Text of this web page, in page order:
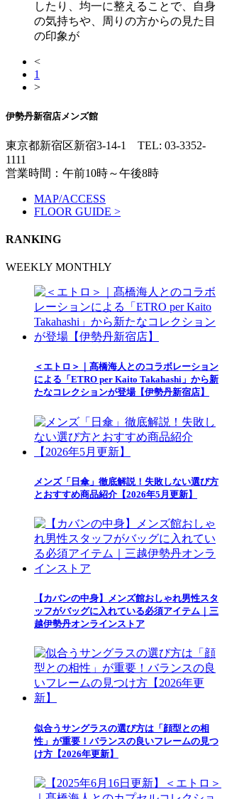
したり、均一に整えることで、自身
の気持ちや、周りの方からの見た目
の印象が
<
1
>
伊勢丹新宿店メンズ館
東京都新宿区新宿3-14-1 TEL: 03-3352-
1111
営業時間：午前10時～午後8時
MAP/ACCESS
FLOOR GUIDE >
RANKING
WEEKLY MONTHLY
＜エトロ＞｜髙橋海人とのコラボレーション
による「ETRO per Kaito Takahashi」から新
たなコレクションが登場【伊勢丹新宿店】
メンズ「日傘」徹底解説！失敗しない選び方
とおすすめ商品紹介【2026年5月更新】
【カバンの中身】メンズ館おしゃれ男性スタ
ッフがバッグに入れている必須アイテム｜三
越伊勢丹オンラインストア
似合うサングラスの選び方は「顔型との相
性」が重要！バランスの良いフレームの見つ
け方【2026年更新】